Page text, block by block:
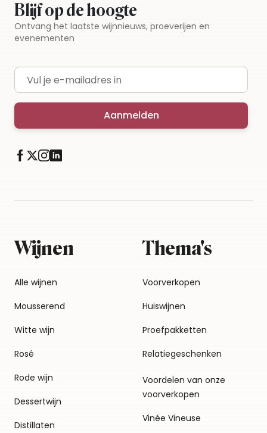
Blijf op de hoogte
Ontvang het laatste wijnnieuws, proeverijen en
evenementen
E-mailadres
Aanmelden
Wijnen
Alle wijnen
Mousserend
Witte wijn
Rosé
Rode wijn
Dessertwijn
Distillaten
Thema's
Voorverkopen
Huiswijnen
Proefpakketten
Relatiegeschenken
Voordelen van onze
voorverkopen
Vinée Vineuse